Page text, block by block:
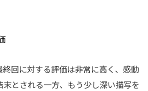
回に対する評価は非常に高く、感動
とされる一方、もう少し深い描写を